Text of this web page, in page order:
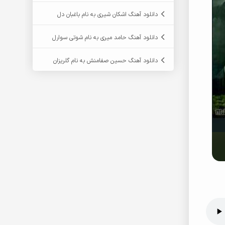
دانلود آهنگ اشکان شیری به نام باغبان دل
دانلود آهنگ حامد میری به نام شوتی سوارل
دانلود آهنگ حسین صفامنش به نام گلریزان